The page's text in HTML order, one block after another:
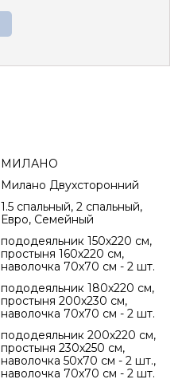
МИЛАНО
Милано Двухсторонний
1.5 спальный, 2 спальный,
Евро, Семейный
пододеяльник 150х220 см,
простыня 160х220 см,
наволочка 70х70 см - 2 шт.
пододеяльник 180х220 см,
простыня 200х230 см,
наволочка 70х70 см - 2 шт.
пододеяльник 200х220 см,
простыня 230х250 см,
наволочка 50х70 см - 2 шт.,
наволочка 70х70 см - 2 шт.